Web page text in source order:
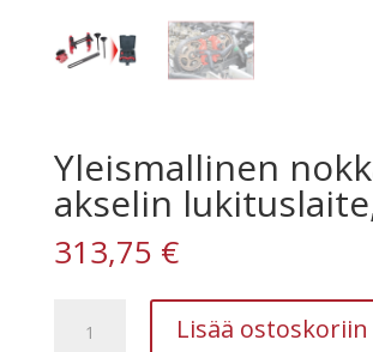
Yleismallinen
akselin
313,75 €
nokka-
Lisää ostoskoriin